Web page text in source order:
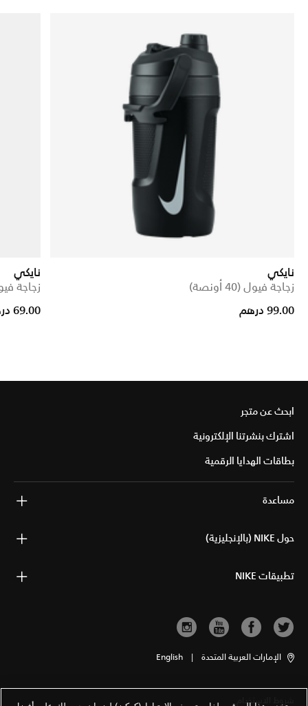
نايكي
زجاجة فيول (40 أونصة)
99.00 درهم
نايكي
زجاجة فيول
Price reduced from
69.00 درهم
ابحث عن متجر
اشترك بنشرتنا الإلكترونية
بطاقات الهدايا الرقمية
مساعدة
حول NIKE (بالإنجليزية)
تطبيقات NIKE
الإمارات العربية المتحدة |
English
شروط الاستخدام